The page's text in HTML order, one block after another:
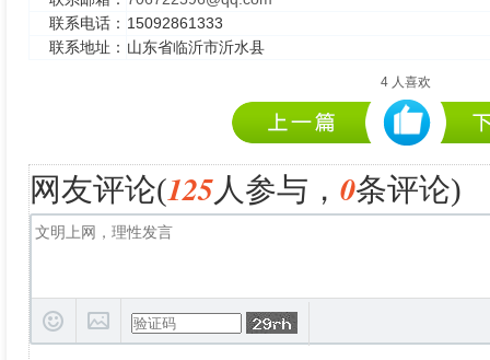
联系电话： 15092861333
联系地址： 山东省临沂市沂水县
4 人喜欢
网友评论(125人参与， 0条评论)